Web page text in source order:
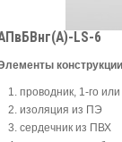
LS-6
конструкции
проводник, 1-го
изоляция из ПЭ
сердечник из ПВХ